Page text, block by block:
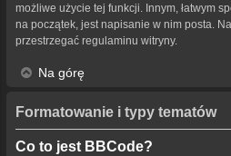
możliwe użycie tej funkcji. Innym, łatwym
na początek, jest napisanie w nim posta.
przestrzegać regulaminu witryny.
Na górę
Formatowanie i typy tematów
Co to jest BBCode?